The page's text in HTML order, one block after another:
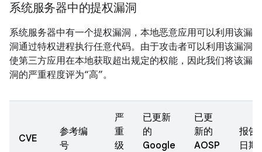
系统服务器中的提权漏洞
系统服务器中有一个提权漏洞，本地恶意应用可以利用该漏
洞通过特权进程执行任意代码。由于攻击者可以利用该漏洞
使第三方应用在本地获取超出规定的权能，因此我们将该漏
洞的严重程度评为“高”。
CVE
参考编
号
严
重
级
已更新
的
Google
已更
新的
AOSP
报告
日期